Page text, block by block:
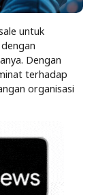
untuk
Dengan
terhadap
organisasi